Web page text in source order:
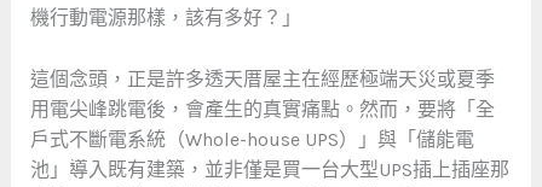
機行動電源那樣，該有多好？」
這個念頭，正是許多透天厝屋主在經歷極端天災或夏季
用電尖峰跳電後，會產生的真實痛點。然而，要將「全
戶式不斷電系統（Whole-house UPS）」與「儲能電
池」導入既有建築，並非僅是買一台大型UPS插上插座那